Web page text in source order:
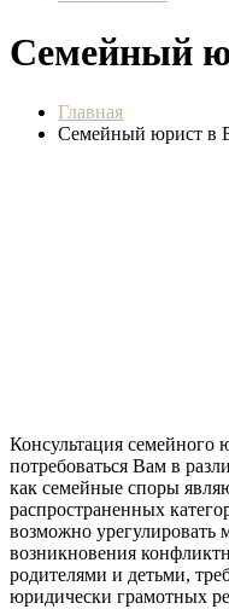
Семейный
Главная
Семейный юрист в
Консультация семейного
потребоваться Вам в
как семейные споры
распространенных
возможно урегулировать
возникновения
родителями и детьми,
юридически грамотных